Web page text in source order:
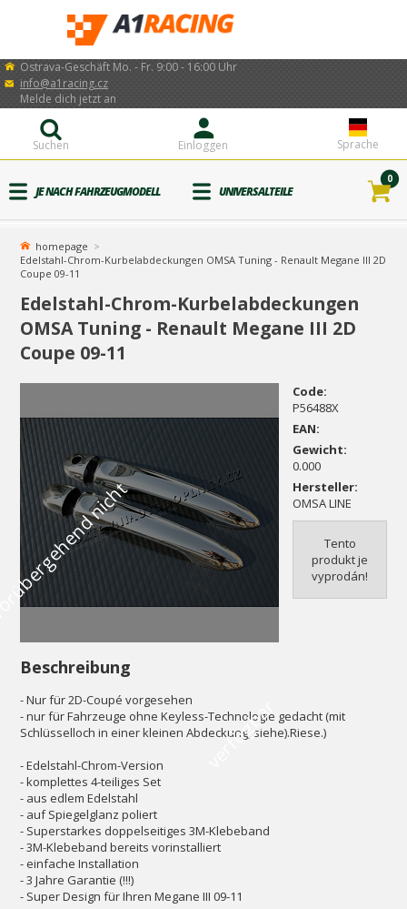
Ostrava-Geschäft Mo. - Fr. 9:00 - 16:00 Uhr
info@a1racing.cz
Sprache
Einloggen
Melde dich jetzt an
Suchen
JE NACH FAHRZEUGMODELL UNIVERSALTEILE
0
homepage
Edelstahl-Chrom-Kurbelabdeckungen OMSA Tuning - Renault Megane III 2D
Coupe 09-11
Edelstahl-Chrom-Kurbelabdeckungen
OMSA Tuning - Renault Megane III 2D
Coupe 09-11
r
Code:
P56488X
EAN:
Gewicht:
0.000
Hersteller:
OMSA LINE
Tento
produkt je
vyprodán!
Beschreibung
- Nur für 2D-Coupé vorgesehen
- nur für Fahrzeuge ohne Keyless-Technologie gedacht (mit
Schlüsselloch in einer kleinen Abdeckung, siehe).Riese.)
- Edelstahl-Chrom-Version
- komplettes 4-teiliges Set
- aus edlem Edelstahl
- auf Spiegelglanz poliert
- Superstarkes doppelseitiges 3M-Klebeband
- 3M-Klebeband bereits vorinstalliert
- einfache Installation
- 3 Jahre Garantie (!!!)
- Super Design für Ihren Megane III 09-11